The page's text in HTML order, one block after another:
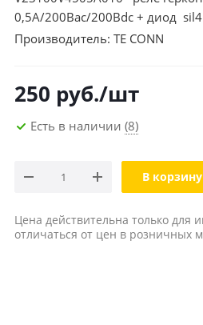
0,5А/200Вac/200Вdc + диод
Производитель: TE CONN
250 руб./шт
Есть в наличии (8)
В корзину
Цена действительна только для
отличаться от цен в розничных